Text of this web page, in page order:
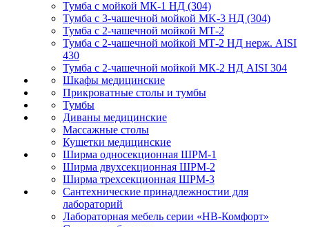
Тумба с мойкой МК-1 НД (304)
Тумба с 3-чашечной мойкой МK-3 НД (304)
Тумба с 2-чашечной мойкой МТ-2
Тумба с 2-чашечной мойкой МТ-2 НД нерж. AISI
430
Тумба с 2-чашечной мойкой МК-2 НД AISI 304
Шкафы медицинские
Прикроватные столы и тумбы
Тумбы
Диваны медицинские
Массажные столы
Кушетки медицинские
Ширма односекционная ШРМ-1
Ширма двухсекционная ШРМ-2
Ширма трехсекционная ШРМ-3
Сантехнические принадлежностии для
лабораторий
Лабораторная мебель серии «НВ-Комфорт»